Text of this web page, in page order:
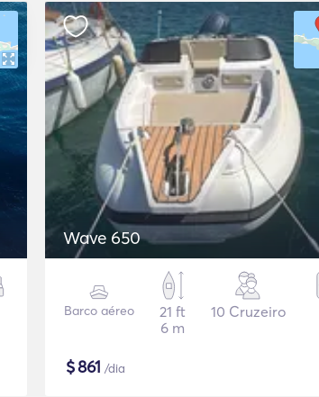
Wave 650
Barco aéreo
21 ft
6 m
10 Cruzeiro
$861 /dia